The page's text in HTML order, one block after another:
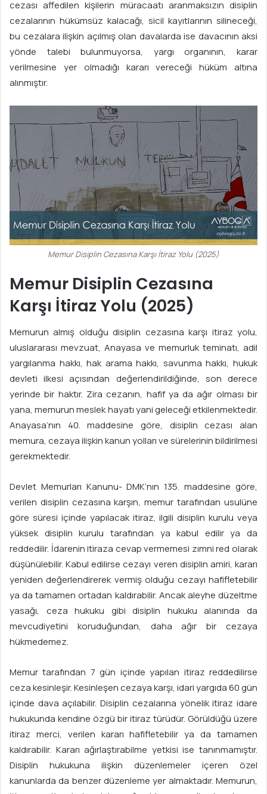
cezası affedilen kişilerin müracaatı aranmaksızın disiplin
cezalarının hükümsüz kalacağı, sicil kayıtlarının silineceği,
bu cezalara ilişkin açılmış olan davalarda ise davacının aksi
yönde talebi bulunmuyorsa, yargı organının, karar
verilmesine yer olmadığı kararı vereceği hüküm altına
alınmıştır.
Memur Disiplin Cezasına Karşı İtiraz Yolu (2025)
Memur Disiplin Cezasına
Karşı İtiraz Yolu (2025)
Memurun almış olduğu disiplin cezasına karşı itiraz yolu,
uluslararası mevzuat, Anayasa ve memurluk teminatı, adil
yargılanma hakkı, hak arama hakkı, savunma hakkı, hukuk
devleti ilkesi açısından değerlendirildiğinde, son derece
yerinde bir haktır. Zira cezanın, hafif ya da ağır olması bir
yana, memurun meslek hayatı yani geleceği etkilenmektedir.
Anayasa’nın 40. maddesine göre, disiplin cezası alan
memura, cezaya ilişkin kanun yolları ve sürelerinin bildirilmesi
gerekmektedir.
Devlet Memurları Kanunu- DMK’nın 135. maddesine göre,
verilen disiplin cezasına karşın, memur tarafından usulüne
göre süresi içinde yapılacak itiraz, ilgili disiplin kurulu veya
yüksek disiplin kurulu tarafından ya kabul edilir ya da
reddedilir. İdarenin itiraza cevap vermemesi zımni red olarak
düşünülebilir. Kabul edilirse cezayı veren disiplin amiri, kararı
yeniden değerlendirerek vermiş olduğu cezayı hafifletebilir
ya da tamamen ortadan kaldırabilir. Ancak aleyhe düzeltme
yasağı, ceza hukuku gibi disiplin hukuku alanında da
mevcudiyetini koruduğundan, daha ağır bir cezaya
hükmedemez.
Memur tarafından 7 gün içinde yapılan itiraz reddedilirse
ceza kesinleşir. Kesinleşen cezaya karşı, idari yargıda 60 gün
içinde dava açılabilir. Disiplin cezalarına yönelik itiraz idare
hukukunda kendine özgü bir itiraz türüdür. Görüldüğü üzere
itiraz merci, verilen kararı hafifletebilir ya da tamamen
kaldırabilir. Kararı ağırlaştırabilme yetkisi ise tanınmamıştır.
Disiplin hukukuna ilişkin düzenlemeler içeren özel
kanunlarda da benzer düzenleme yer almaktadır. Memurun,